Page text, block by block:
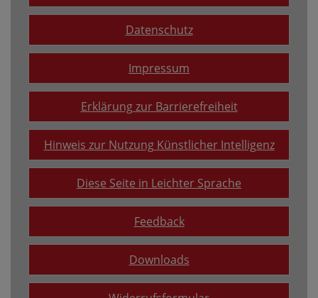
Datenschutz
Impressum
Erklärung zur Barrierefreiheit
Hinweis zur Nutzung Künstlicher Intelligenz
Diese Seite in Leichter Sprache
Feedback
Downloads